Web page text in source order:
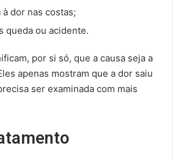
dor nas costas;
queda ou acidente.
por si só, que a causa seja a
apenas mostram que a dor saiu
ser examinada com mais